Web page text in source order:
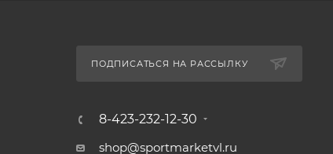
ПОДПИСАТЬСЯ НА РАССЫЛКУ
8-423-232-12-30
shop@sportmarketvl.ru